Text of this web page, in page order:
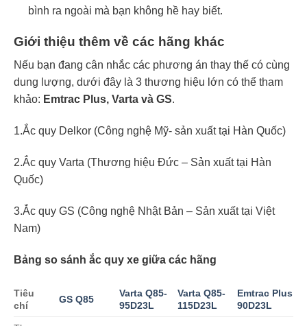
bình ra ngoài mà bạn không hề hay biết.
Giới thiệu thêm về các hãng khác
Nếu bạn đang cân nhắc các phương án thay thế có cùng
dung lượng, dưới đây là 3 thương hiệu lớn có thể tham
khảo: Emtrac Plus, Varta và GS.
1.Ắc quy Delkor (Công nghệ Mỹ- sản xuất tại Hàn Quốc)
2.Ắc quy Varta (Thương hiệu Đức – Sản xuất tại Hàn
Quốc)
3.Ắc quy GS (Công nghệ Nhật Bản – Sản xuất tại Việt
Nam)
Bảng so sánh ắc quy xe giữa các hãng
Tiêu
chí
GS Q85
Varta Q85-
95D23L
Varta Q85-
115D23L
Emtrac Plus
90D23L